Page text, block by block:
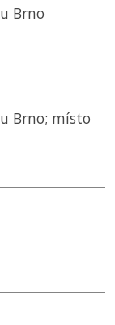
Brno
Brno; místo